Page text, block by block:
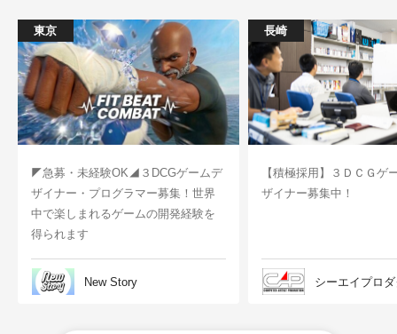
東京
◤急募・未経験OK◢３DCGゲームデ
ザイナー・プログラマー募集！世界
中で楽しまれるゲームの開発経験を
得られます
New Story
長崎
【積極採用】３ＤＣＧゲ
ザイナー募集中！
シーエイプロ